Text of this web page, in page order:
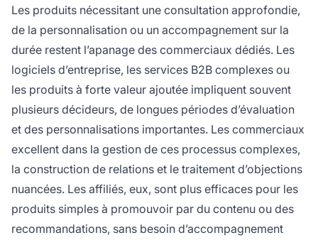
Les produits nécessitant une consultation approfondie,
de la personnalisation ou un accompagnement sur la
durée restent l’apanage des commerciaux dédiés. Les
logiciels d’entreprise, les services B2B complexes ou
les produits à forte valeur ajoutée impliquent souvent
plusieurs décideurs, de longues périodes d’évaluation
et des personnalisations importantes. Les commerciaux
excellent dans la gestion de ces processus complexes,
la construction de relations et le traitement d’objections
nuancées. Les affiliés, eux, sont plus efficaces pour les
produits simples à promouvoir par du contenu ou des
recommandations, sans besoin d’accompagnement